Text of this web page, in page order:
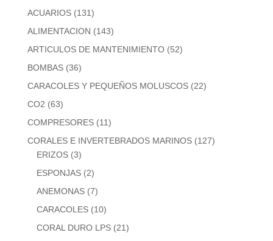
ACUARIOS (131)
ALIMENTACION (143)
ARTICULOS DE MANTENIMIENTO (52)
BOMBAS (36)
CARACOLES Y PEQUEÑOS MOLUSCOS (22)
CO2 (63)
COMPRESORES (11)
CORALES E INVERTEBRADOS MARINOS (127)
ERIZOS (3)
ESPONJAS (2)
ANEMONAS (7)
CARACOLES (10)
CORAL DURO LPS (21)